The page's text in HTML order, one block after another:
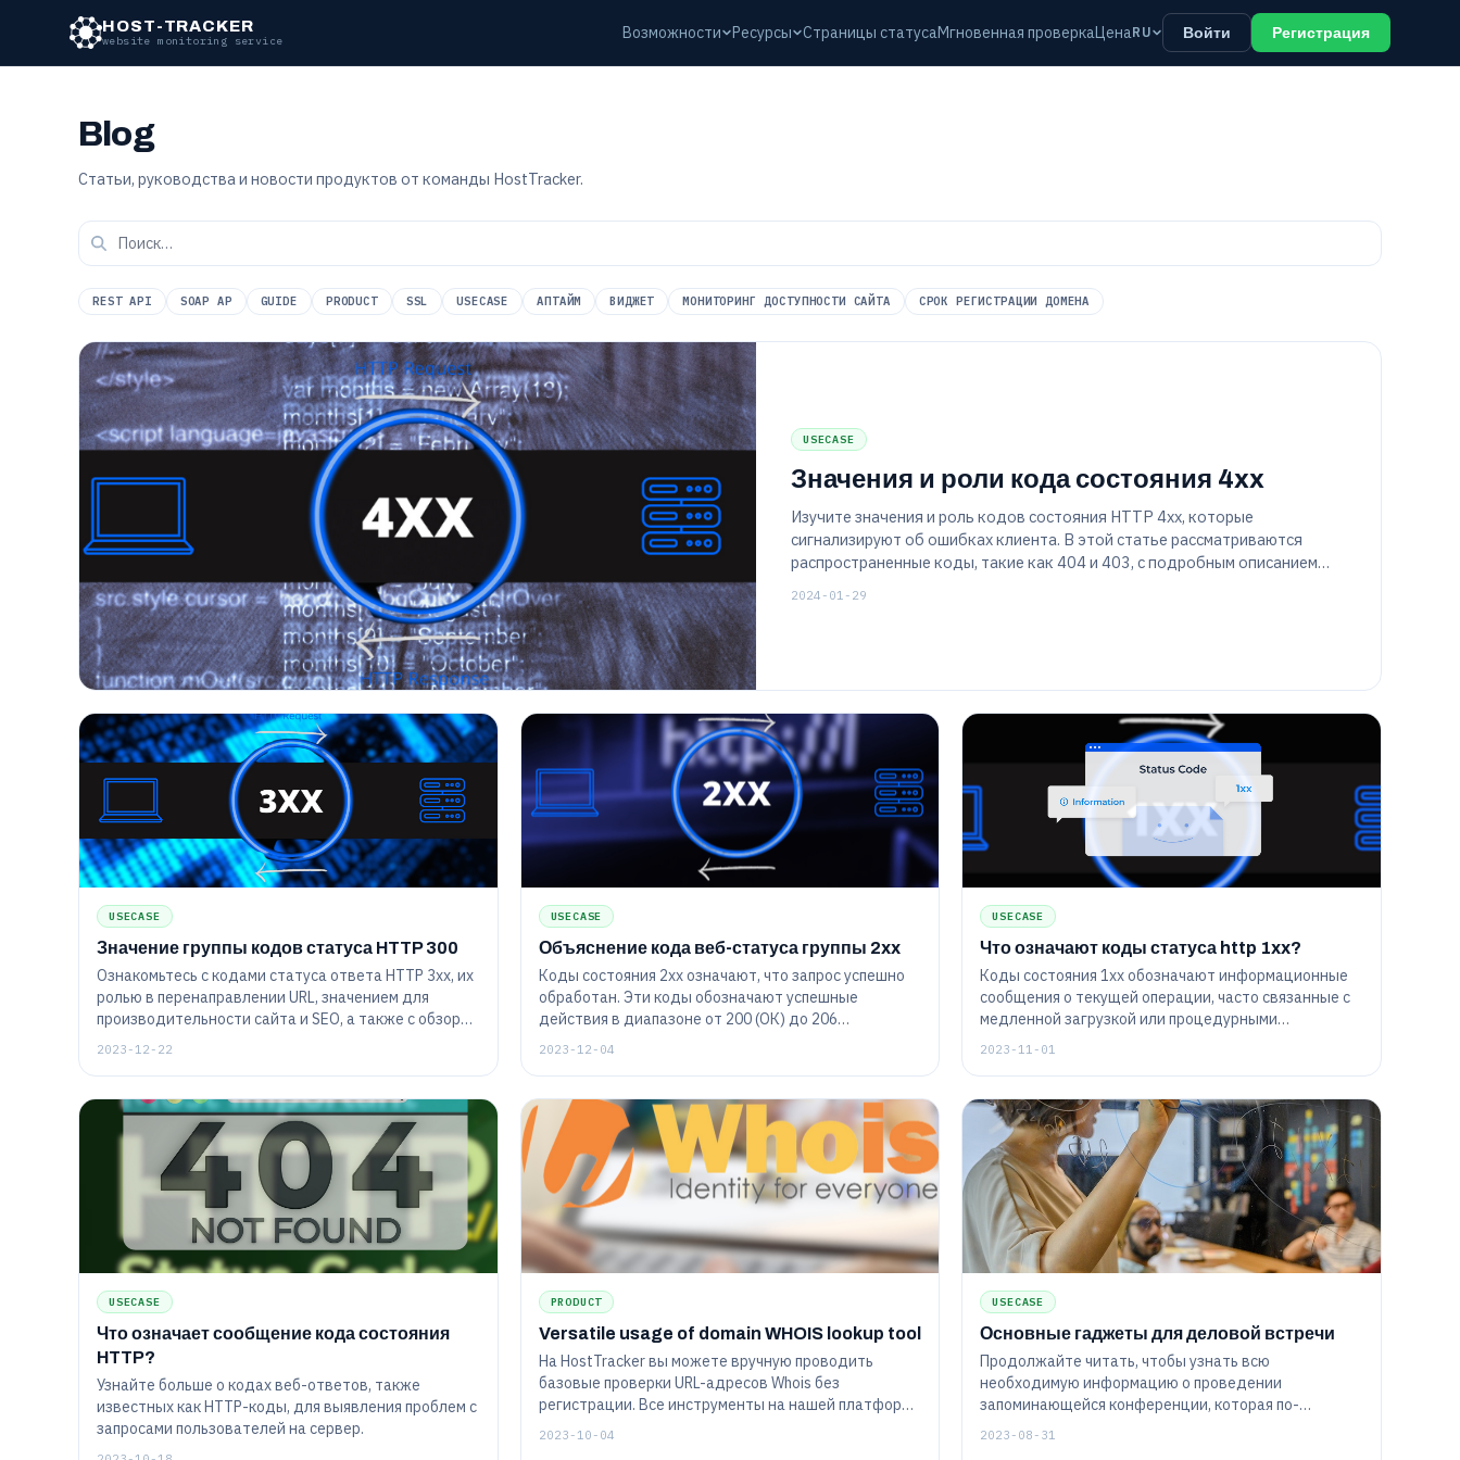
HOST-TRACKER
website monitoring service Возможности Ресурсы Страницы статусаМгновенная проверкаЦена RU Войти Регистрация
Blog
Статьи, руководства и новости продуктов от команды HostTracker.
REST API SOAP AP GUIDE PRODUCT SSL USECASE АПТАЙМ ВИДЖЕТ МОНИТОРИНГ ДОСТУПНОСТИ САЙТА СРОК РЕГИСТРАЦИИ ДОМЕНА
USECASE
Значения и роли кода состояния 4xx
Изучите значения и роль кодов состояния HTTP 4xx, которые
сигнализируют об ошибках клиента. В этой статье рассматриваются
распространенные коды, такие как 404 и 403, с подробным описанием
2024-01-29
USECASE
Значение группы кодов статуса HTTP 300
Ознакомьтесь с кодами статуса ответа HTTP 3xx, их
ролью в перенаправлении URL, значением для
производительности сайта и SEO, а также с обзором
таких распространенных кодов, как 301 (постоянное
2023-12-22
USECASE
Объяснение кода веб-статуса группы 2xx
Коды состояния 2xx означают, что запрос успешно
обработан. Эти коды обозначают успешные
действия в диапазоне от 200 (ОК) до 206
(Частичное содержимое), подтверждая
2023-12-04
USECASE
Что означают коды статуса http 1xx?
Коды состояния 1xx обозначают информационные
сообщения о текущей операции, часто связанные с
медленной загрузкой или процедурными
проблемами. Эти сообщения не видны конечному
2023-11-01
USECASE
Что означает сообщение кода состояния
HTTP?
Узнайте больше о кодах веб-ответов, также
известных как HTTP-коды, для выявления проблем с
запросами пользователей на сервер.
PRODUCT
Versatile usage of domain WHOIS lookup tool
На HostTracker вы можете вручную проводить
базовые проверки URL-адресов Whois без
регистрации. Все инструменты на нашей платформе
удобны для начинающих и просты в использовании.
2023-10-04
USECASE
Основные гаджеты для деловой встречи
Продолжайте читать, чтобы узнать всю
необходимую информацию о проведении
запоминающейся конференции, которая по-
настоящему заинтересует ваших участников.
2023-08-31